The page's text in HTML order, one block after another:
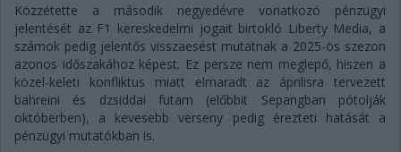
Közzétette a második negyedévre vonatkozó pénzügyi
jelentését az F1 kereskedelmi jogait birtokló Liberty Media, a
számok pedig jelentős visszaesést mutatnak a 2025-ös szezon
azonos időszakához képest. Ez persze nem meglepő, hiszen a
közel-keleti konfliktus miatt elmaradt az áprilisra tervezett
bahreini és dzsiddai futam (előbbit Sepangban pótolják
októberben), a kevesebb verseny pedig érezteti hatását a
pénzügyi mutatókban is.